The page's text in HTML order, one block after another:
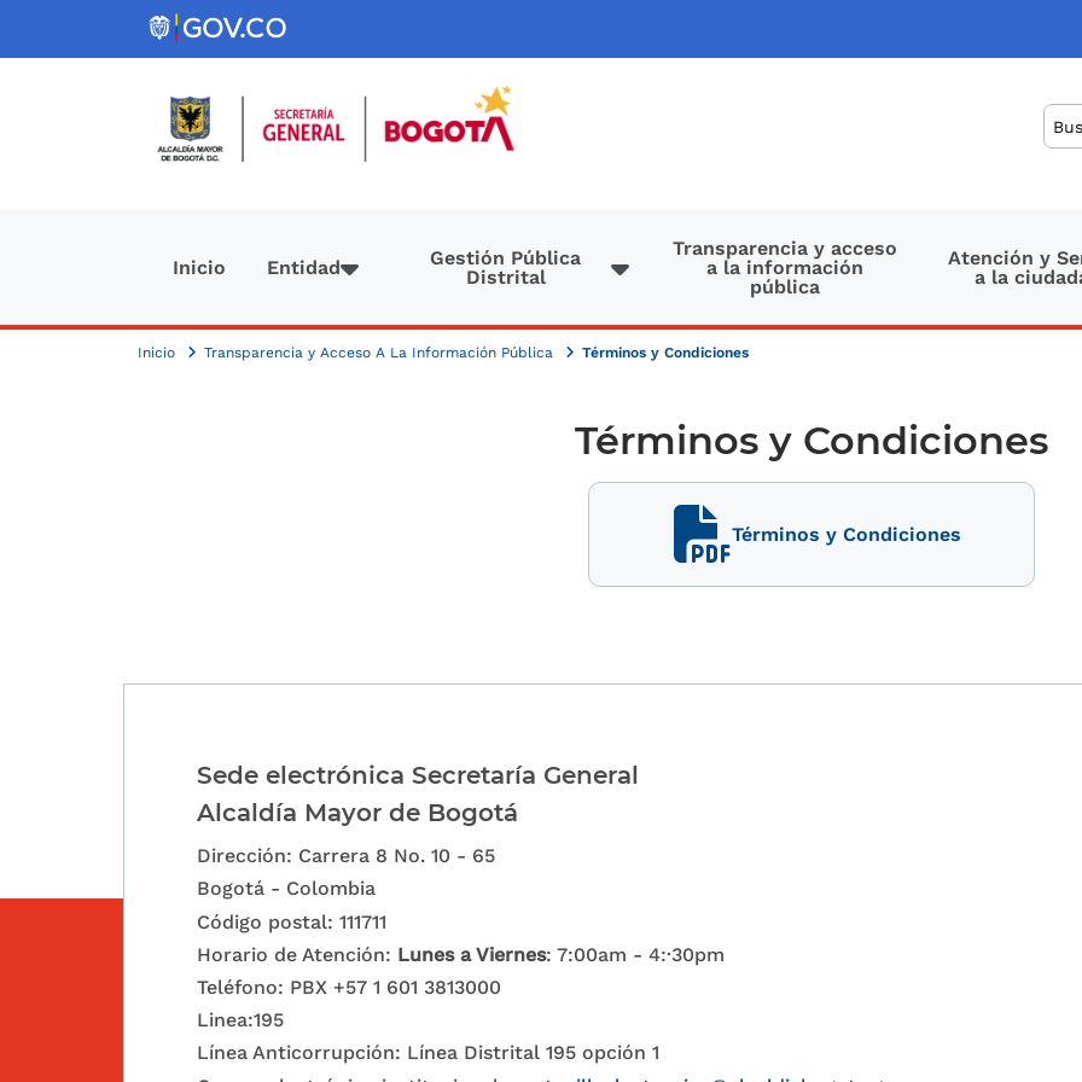
Pasar al contenido principal
Inicio Entidad
Gestión Pública
Distrital
Transparencia y acceso
a la información
pública
Atención y
a la
Inicio Transparencia y Acceso A La Información Pública Términos y Condiciones
Términos y Condiciones
Términos y Condiciones
Sede electrónica Secretaría General
Alcaldía Mayor de Bogotá
Dirección: Carrera 8 No. 10 - 65
Bogotá - Colombia
Código postal: 111711
Horario de Atención: Lunes a Viernes: 7:00am - 4:·30pm
Teléfono: PBX +57 1 601 3813000
Linea:195
Línea Anticorrupción: Línea Distrital 195 opción 1